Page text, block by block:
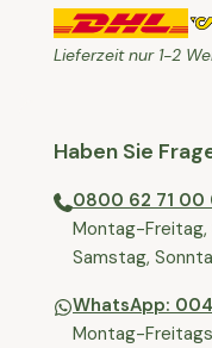
Lieferzeit nur 1-2
Haben Sie
0800 62 71 00
⁠⁠Montag-
⁠Samstag,
WhatsApp:
Montag-